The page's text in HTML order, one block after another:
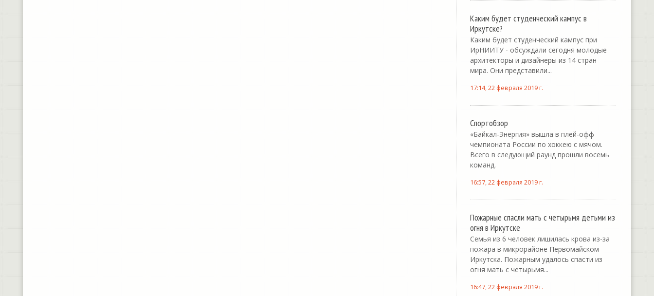
Каким будет студенческий кампус в
Иркутске?
Каким будет студенческий кампус при
ИрНИИТУ - обсуждали сегодня молодые
архитекторы и дизайнеры из 14 стран
мира. Они представили...
17:14, 22 февраля 2019 г.
Спортобзор
«Байкал-Энергия» вышла в плей-офф
чемпионата России по хоккею с мячом.
Всего в следующий раунд прошли восемь
команд.
16:57, 22 февраля 2019 г.
Пожарные спасли мать с четырьмя детьми из
огня в Иркутске
Семья из 6 человек лишилась крова из-за
пожара в микрорайоне Первомайском
Иркутска. Пожарным удалось спасти из
огня мать с четырьмя...
16:47, 22 февраля 2019 г.